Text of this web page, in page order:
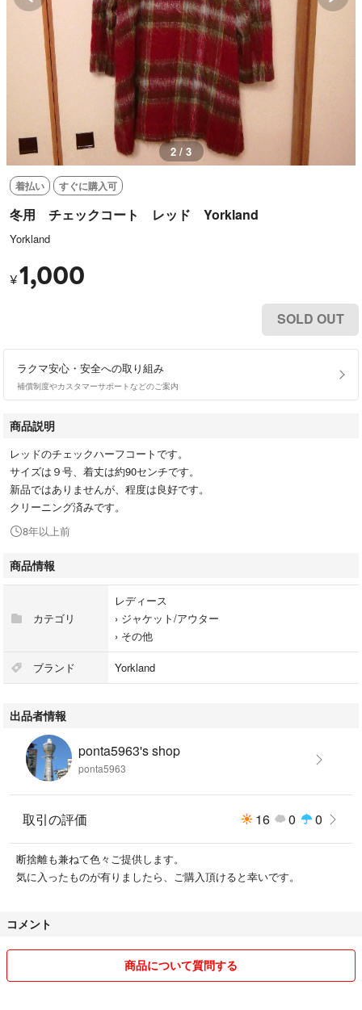
2 / 3
着払い すぐに購入可
冬用 チェックコート レッド Yorkland
Yorkland
¥1,000
SOLD OUT
ラクマ安心・安全への取り組み
補償制度やカスタマーサポートなどのご案内
商品説明
レッドのチェックハーフコートです。
サイズは９号、着丈は約90センチです。
新品ではありませんが、程度は良好です。
クリーニング済みです。
8年以上前
商品情報
カテゴリ
レディース
› ジャケット/アウター
› その他
ブランド Yorkland
出品者情報
ponta5963's shop
ponta5963
取引の評価 16 0 0
断捨離も兼ねて色々ご提供します。
気に入ったものが有りましたら、ご購入頂けると幸いです。
コメント
商品について質問する